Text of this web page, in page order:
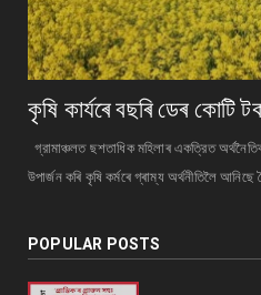
কৃষি কাৰ্যৰে বছৰি ডেৰ কোটি
গ্রামাঞ্চলত ছশতাধিক মহিলাৰ একত্রিত
উপাৰ্জন কৰি কৃষি কৰ্মৰে গ্ৰাম্য অর্থনীতিলৈ আনিছে
POPULAR POSTS